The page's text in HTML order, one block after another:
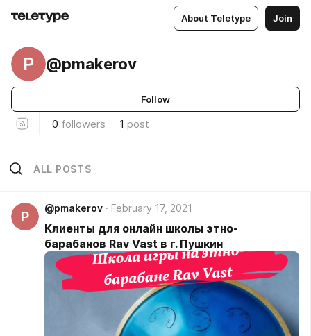
About Teletype Join
P @pmakerov
Follow
0 followers 1 post
ALL POSTS
P
@pmakerov February 17, 2021
Клиенты для онлайн школы этно-
барабанов Rav Vast в г. Пушкин